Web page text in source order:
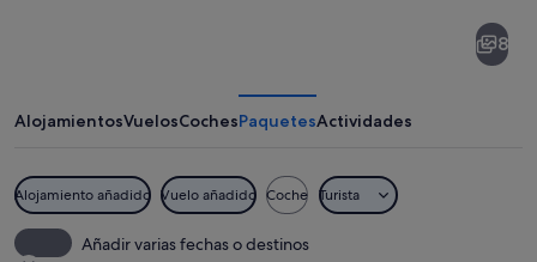
8
AlojamientosVuelosCochesPaquetesActividades
Alojamiento añadido Vuelo añadido Coche Turista
Añadir varias fechas o destinos